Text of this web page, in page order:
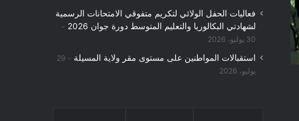
فعاليات الحفل الولائي لتكريم متفوقي الامتحانات الرسمية
لشهادتي البكالوريا والتعليم المتوسط دورة جوان 2026
30 يوليو، 2026
استقبالات المواطنين على مستوى مقر ولاية المسيلة
29
يوليو، 2026